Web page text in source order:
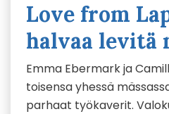
Love from
halvaa levitä
Emma Ebermark ja
toisensa yhessä
parhaat työkaverit.